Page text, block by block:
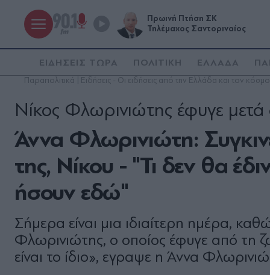
Πρωινή Πτήση ΣΚ
Τηλέμαχος Σαντοριναίος
ΕΙΔΗΣΕΙΣ ΤΩΡΑ ΠΟΛΙΤΙΚΗ ΕΛΛΑΔΑ
Παραπολιτικά | Ειδήσεις - Οι ειδήσεις από την Ελλάδα και τον κόσμο
Άννα Φλωρινιώτη:
της, Νίκου - "Τι δεν θα
ήσουν εδώ"
Νίκος Φλωρινιώτης έφυγε
Σήμερα είναι μια ιδιαίτερη ημέρα,
Φλωρινιώτης, ο οποίος έφυγε από τη
είναι το ίδιο», εγραψε η Άννα